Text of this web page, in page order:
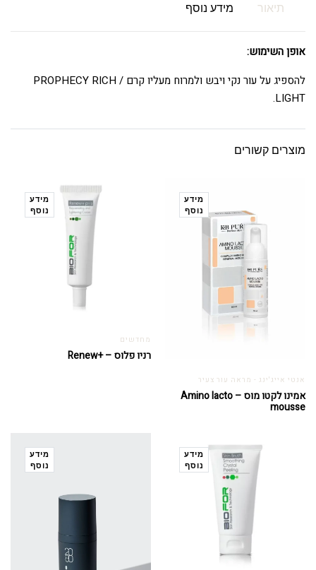
תיאור מידע נוסף
אופן השימוש:
להספיג על עור נקי ויבש ולמרוח מעליו קרם PROPHECY RICH /
LIGHT.
מוצרים קשורים
מידע
נוסף
אנטי אייג'ינג - מראה עור צעיר
אמינו לקטו מוס – Amino lacto
mousse
מידע
נוסף
מחדשים
רניו פלוס – +Renew
מידע
נוסף
מידע
נוסף